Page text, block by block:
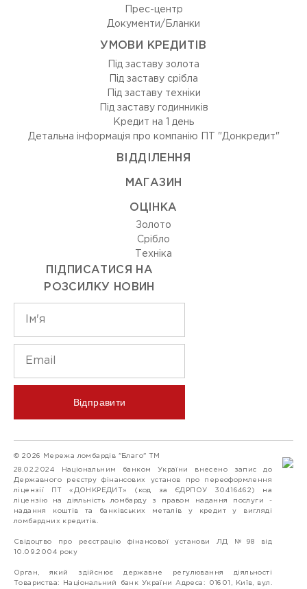
Прес-центр
Документи/Бланки
УМОВИ КРЕДИТІВ
Під заставу золота
Під заставу срібла
Під заставу техніки
Під заставу годинників
Кредит на 1 день
Детальна інформація про компанію ПТ "Донкредит"
ВIДДIЛЕННЯ
МАГАЗИН
ОЦIНКА
Золото
Срiбло
Технiка
ПІДПИСАТИСЯ НА
РОЗСИЛКУ НОВИН
Відправити
© 2026 Мережа ломбардів "Благо" ТМ
28.02.2024 Національним банком України внесено запис до
Державного реєстру фінансових установ про переоформлення
ліцензії ПТ «ДОНКРЕДИТ» (код за ЄДРПОУ 30416462) на
ліцензію на діяльність ломбарду з правом надання послуги -
надання коштів та банківських металів у кредит у вигляді
ломбардних кредитів.
Свідоцтво про реєстрацію фінансової установи ЛД №98 від
10.09.2004 року
Орган, який здійснює державне регулювання діяльності
Товариства: Національний банк України Адреса: 01601, Київ, вул.